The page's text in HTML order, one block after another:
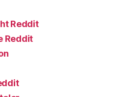
Reddit
Reddit